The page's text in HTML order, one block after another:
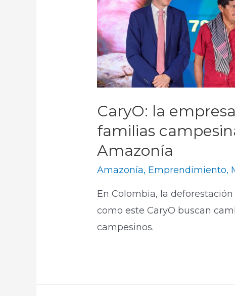
CaryO: la
familias
Amazonía
Amazonía, Emprendimiento,
En Colombia, la
como este CaryO buscan
campesinos.